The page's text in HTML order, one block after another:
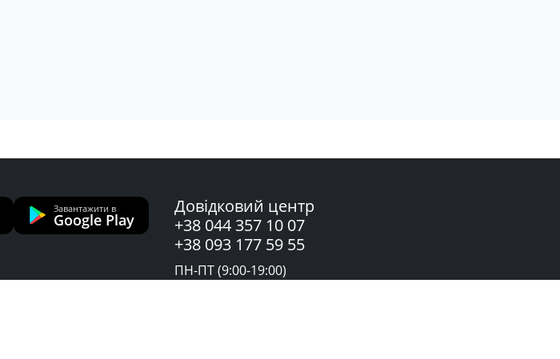
Завантажити в
Google Play
Довідковий центр
+38 044 357 10 07
+38 093 177 59 55
ПН-ПТ (9:00-19:00)